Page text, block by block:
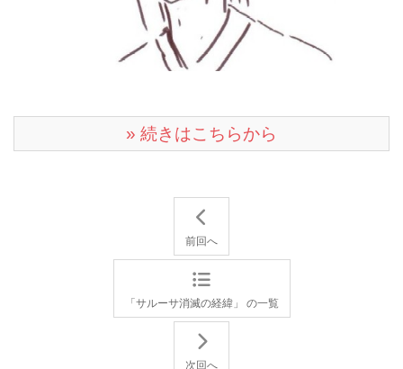
» 続きはこちらから
前回へ
「サルーサ消滅の経緯」 の一覧
次回へ